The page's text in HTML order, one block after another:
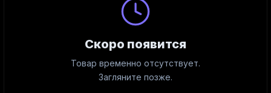
Скоро появится
Товар временно отсутствует.
Загляните позже.